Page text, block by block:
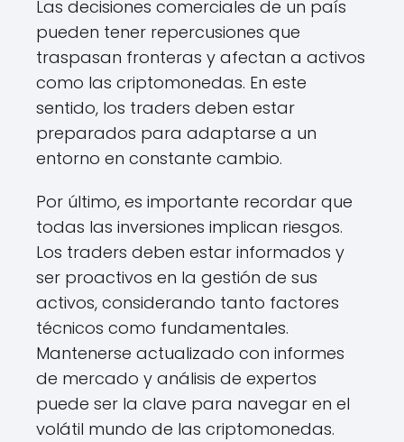
Las decisiones comerciales de un país
pueden tener repercusiones que
traspasan fronteras y afectan a activos
como las criptomonedas. En este
sentido, los traders deben estar
preparados para adaptarse a un
entorno en constante cambio.
Por último, es importante recordar que
todas las inversiones implican riesgos.
Los traders deben estar informados y
ser proactivos en la gestión de sus
activos, considerando tanto factores
técnicos como fundamentales.
Mantenerse actualizado con informes
de mercado y análisis de expertos
puede ser la clave para navegar en el
volátil mundo de las criptomonedas.